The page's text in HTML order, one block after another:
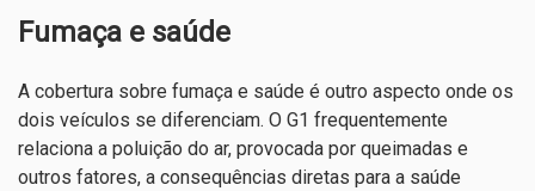
Fumaça e saúde
A cobertura sobre fumaça e saúde é outro aspecto onde os
dois veículos se diferenciam. O G1 frequentemente
relaciona a poluição do ar, provocada por queimadas e
outros fatores, a consequências diretas para a saúde